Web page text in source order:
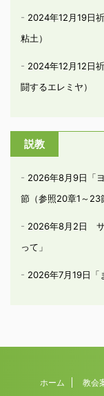
2024年12月19日
粘土）
2024年12月12日
闘するエレミヤ）
説教
2026年8月9日「
節（参照20章1～23
2026年8月2日 サ
って」
2026年7月19日「
ホーム 教会